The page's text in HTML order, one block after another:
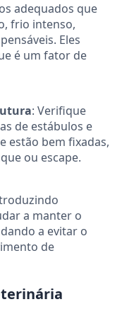
adequados que
frio intenso,
Eles
é um fator de
: Verifique
de estábulos e
estão bem fixadas,
ou escape.
a manter o
a evitar o
de